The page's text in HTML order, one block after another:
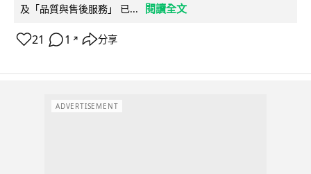
及「品質與售後服務」 已...
閱讀全文
21 1 ↗ 分享
ADVERTISEMENT